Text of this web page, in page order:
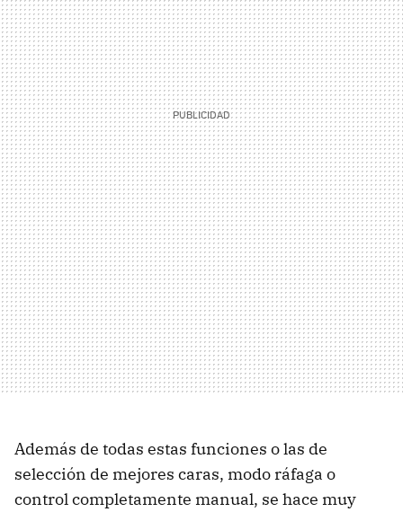
Además de todas estas funciones o las de
selección de mejores caras, modo ráfaga o
control completamente manual, se hace muy